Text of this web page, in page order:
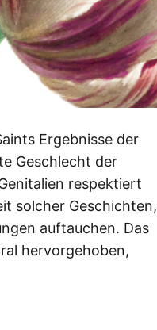
Ergebnisse der
Geschlecht der
respektiert
solcher Geschichten,
auftauchen. Das
hervorgehoben,